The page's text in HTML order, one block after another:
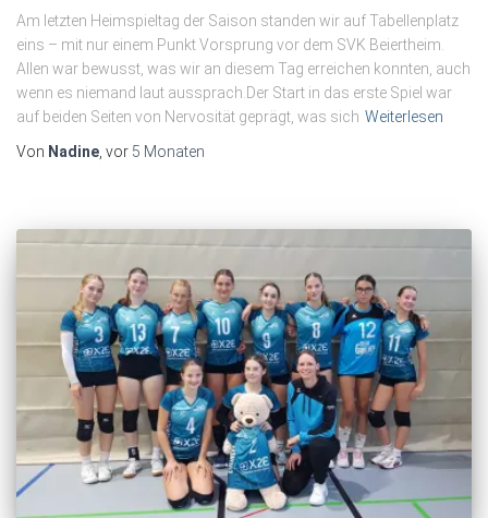
Am letzten Heimspieltag der Saison standen wir auf Tabellenplatz
eins – mit nur einem Punkt Vorsprung vor dem SVK Beiertheim.
Allen war bewusst, was wir an diesem Tag erreichen konnten, auch
wenn es niemand laut aussprach.Der Start in das erste Spiel war
auf beiden Seiten von Nervosität geprägt, was sich Weiterlesen
Von Nadine , vor 5 Monaten